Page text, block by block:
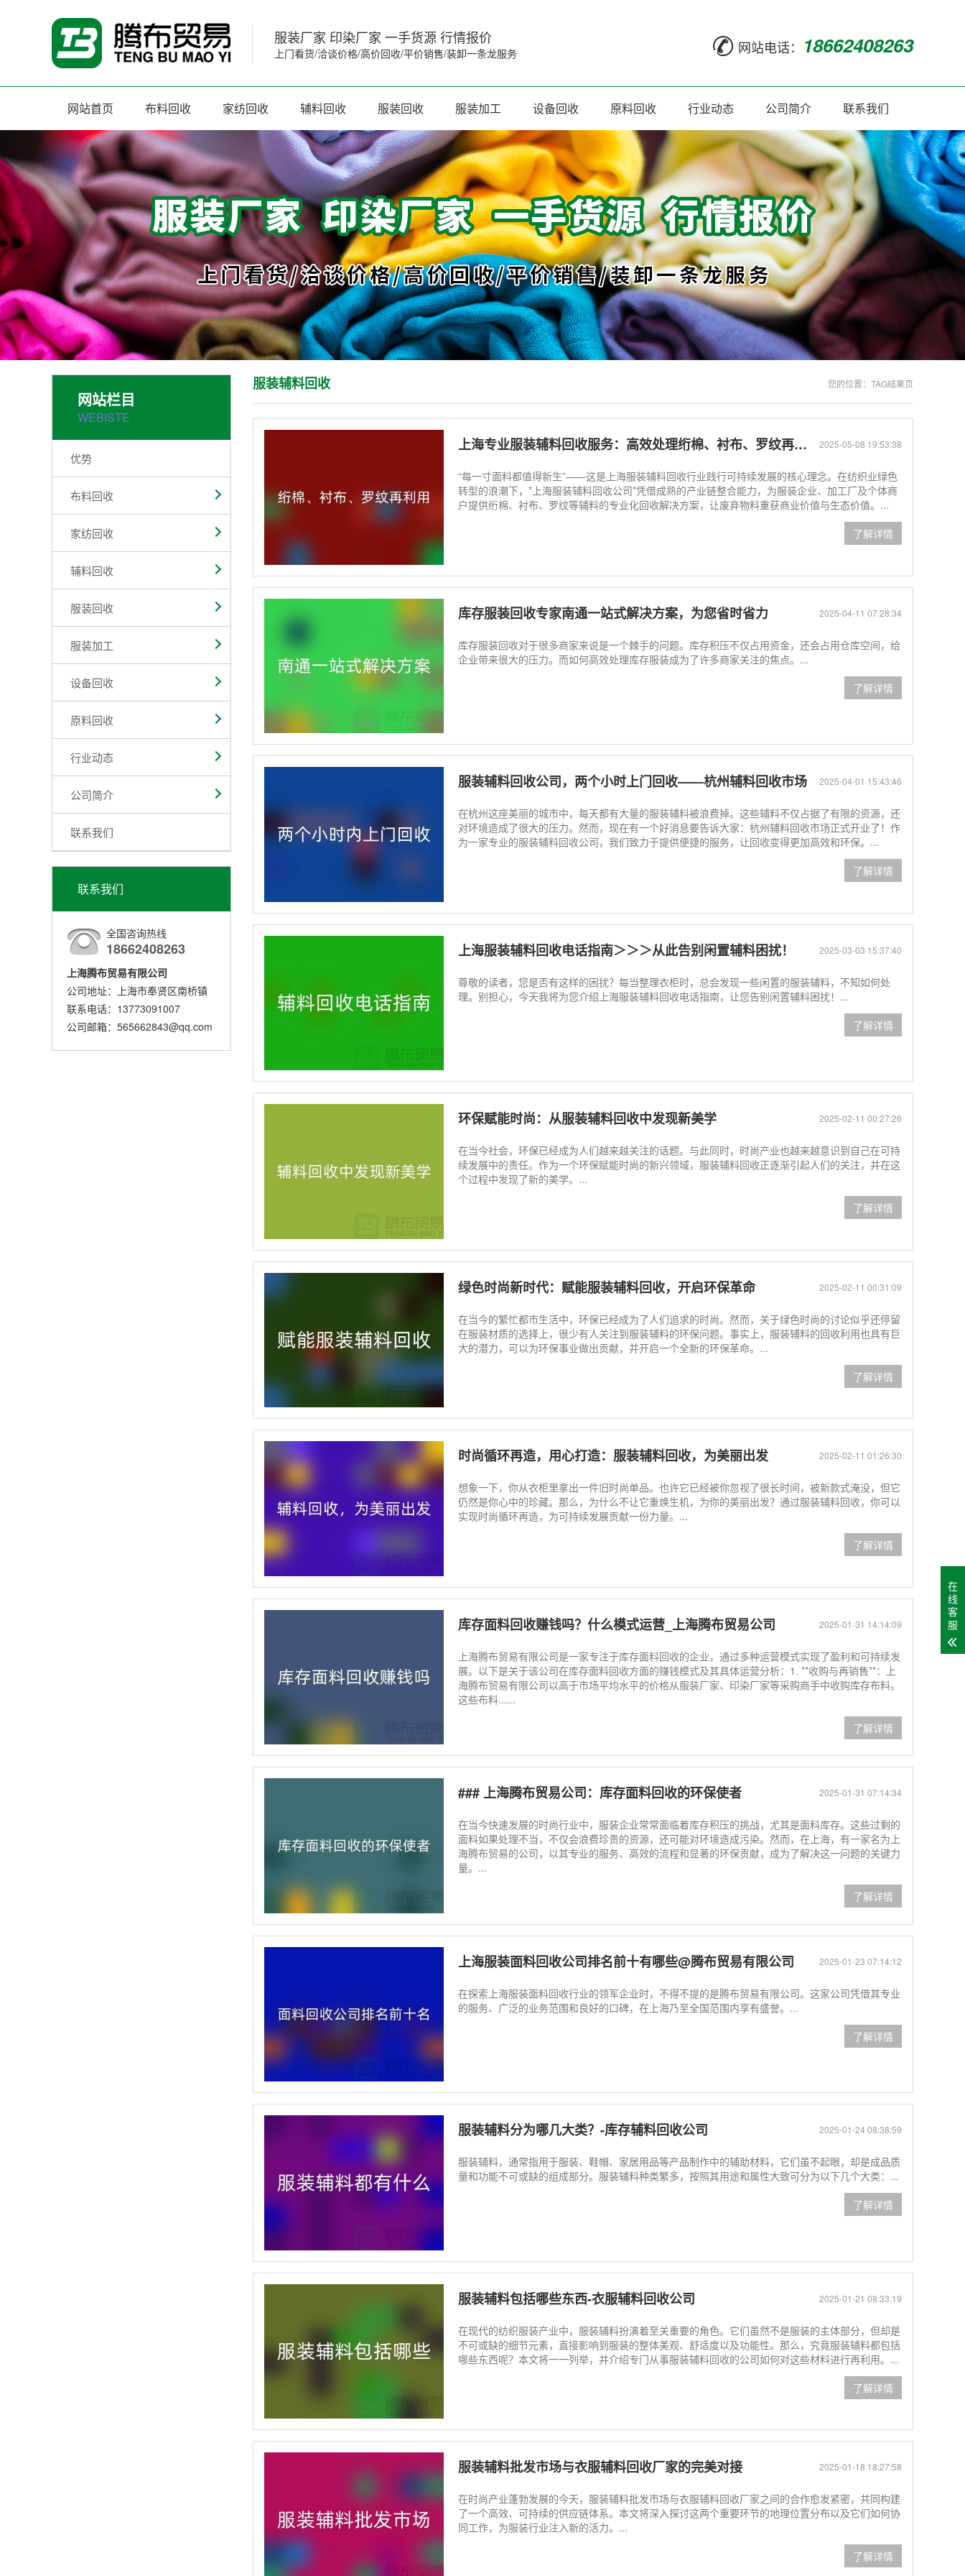
服装厂家 印染厂家 一手货源 行情报价
上门看货/洽谈价格/高价回收/平价销售/装卸一条龙服务 网站电话： 18662408263
网站首页 布料回收 家纺回收 辅料回收 服装回收 服装加工 设备回收 原料回收 行业动态 公司简介 联系我们
网站栏目
WEBISTE
优势
布料回收
家纺回收
辅料回收
服装回收
服装加工
设备回收
原料回收
行业动态
公司简介
联系我们
联系我们
全国咨询热线
18662408263
上海腾布贸易有限公司
公司地址：上海市奉贤区南桥镇
联系电话：13773091007
公司邮箱：565662843@qq.com
您的位置： TAG结果页
服装辅料回收
2025-05-08 19:53:38
上海专业服装辅料回收服务：高效处理绗棉、衬布、罗纹再利用
“每一寸面料都值得新生”——这是上海服装辅料回收行业践行可持续发展的核心理念。在纺织业绿色
转型的浪潮下，*上海服装辅料回收公司*凭借成熟的产业链整合能力，为服装企业、加工厂及个体商
户提供绗棉、衬布、罗纹等辅料的专业化回收解决方案，让废弃物料重获商业价值与生态价值。...
了解详情
2025-04-11 07:28:34
库存服装回收专家南通一站式解决方案，为您省时省力
库存服装回收对于很多商家来说是一个棘手的问题。库存积压不仅占用资金，还会占用仓库空间，给
企业带来很大的压力。而如何高效处理库存服装成为了许多商家关注的焦点。...
了解详情
2025-04-01 15:43:46
服装辅料回收公司，两个小时上门回收——杭州辅料回收市场
在杭州这座美丽的城市中，每天都有大量的服装辅料被浪费掉。这些辅料不仅占据了有限的资源，还
对环境造成了很大的压力。然而，现在有一个好消息要告诉大家：杭州辅料回收市场正式开业了！作
为一家专业的服装辅料回收公司，我们致力于提供便捷的服务，让回收变得更加高效和环保。...
了解详情
2025-03-03 15:37:40
上海服装辅料回收电话指南＞＞＞从此告别闲置辅料困扰！
尊敬的读者，您是否有这样的困扰？每当整理衣柜时，总会发现一些闲置的服装辅料，不知如何处
理。别担心，今天我将为您介绍上海服装辅料回收电话指南，让您告别闲置辅料困扰！...
了解详情
2025-02-11 00:27:26
环保赋能时尚：从服装辅料回收中发现新美学
在当今社会，环保已经成为人们越来越关注的话题。与此同时，时尚产业也越来越意识到自己在可持
续发展中的责任。作为一个环保赋能时尚的新兴领域，服装辅料回收正逐渐引起人们的关注，并在这
个过程中发现了新的美学。...
了解详情
2025-02-11 00:31:09
绿色时尚新时代：赋能服装辅料回收，开启环保革命
在当今的繁忙都市生活中，环保已经成为了人们追求的时尚。然而，关于绿色时尚的讨论似乎还停留
在服装材质的选择上，很少有人关注到服装辅料的环保问题。事实上，服装辅料的回收利用也具有巨
大的潜力，可以为环保事业做出贡献，并开启一个全新的环保革命。...
了解详情
2025-02-11 01:26:30
时尚循环再造，用心打造：服装辅料回收，为美丽出发
想象一下，你从衣柜里拿出一件旧时尚单品。也许它已经被你忽视了很长时间，被新款式淹没，但它
仍然是你心中的珍藏。那么，为什么不让它重焕生机，为你的美丽出发？通过服装辅料回收，你可以
实现时尚循环再造，为可持续发展贡献一份力量。...
了解详情
2025-01-31 14:14:09
库存面料回收赚钱吗？什么模式运营_上海腾布贸易公司
上海腾布贸易有限公司是一家专注于库存面料回收的企业，通过多种运营模式实现了盈利和可持续发
展。以下是关于该公司在库存面料回收方面的赚钱模式及其具体运营分析：1. **收购与再销售**：上
海腾布贸易有限公司以高于市场平均水平的价格从服装厂家、印染厂家等采购商手中收购库存布料。
这些布料......
了解详情
2025-01-31 07:14:34
### 上海腾布贸易公司：库存面料回收的环保使者
在当今快速发展的时尚行业中，服装企业常常面临着库存积压的挑战，尤其是面料库存。这些过剩的
面料如果处理不当，不仅会浪费珍贵的资源，还可能对环境造成污染。然而，在上海，有一家名为上
海腾布贸易的公司，以其专业的服务、高效的流程和显著的环保贡献，成为了解决这一问题的关键力
量。...
了解详情
2025-01-23 07:14:12
上海服装面料回收公司排名前十有哪些@腾布贸易有限公司
在探索上海服装面料回收行业的领军企业时，不得不提的是腾布贸易有限公司。这家公司凭借其专业
的服务、广泛的业务范围和良好的口碑，在上海乃至全国范围内享有盛誉。...
了解详情
2025-01-24 08:38:59
服装辅料分为哪几大类？-库存辅料回收公司
服装辅料，通常指用于服装、鞋帽、家居用品等产品制作中的辅助材料，它们虽不起眼，却是成品质
量和功能不可或缺的组成部分。服装辅料种类繁多，按照其用途和属性大致可分为以下几个大类：...
了解详情
2025-01-21 08:33:19
服装辅料包括哪些东西-衣服辅料回收公司
在现代的纺织服装产业中，服装辅料扮演着至关重要的角色。它们虽然不是服装的主体部分，但却是
不可或缺的细节元素，直接影响到服装的整体美观、舒适度以及功能性。那么，究竟服装辅料都包括
哪些东西呢？本文将一一列举，并介绍专门从事服装辅料回收的公司如何对这些材料进行再利用。...
了解详情
2025-01-18 18:27:58
服装辅料批发市场与衣服辅料回收厂家的完美对接
在时尚产业蓬勃发展的今天，服装辅料批发市场与衣服辅料回收厂家之间的合作愈发紧密，共同构建
了一个高效、可持续的供应链体系。本文将深入探讨这两个重要环节的地理位置分布以及它们如何协
同工作，为服装行业注入新的活力。...
了解详情
在
线
客
服